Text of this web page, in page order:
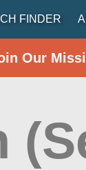
FINDER
Our